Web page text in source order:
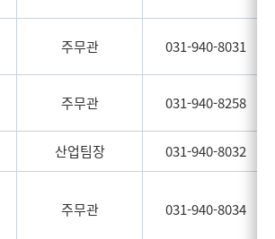
주무관 031-940-8031
주무관 031-940-8258
산업팀장 031-940-8032
주무관 031-940-8034